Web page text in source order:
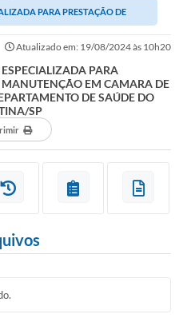
PARA PRESTAÇÃO DE
Atualizado em: 19/08/2024 às 10h20
PARA
MANUTENÇÃO EM CAMARA DE
DE SAÚDE DO
SP